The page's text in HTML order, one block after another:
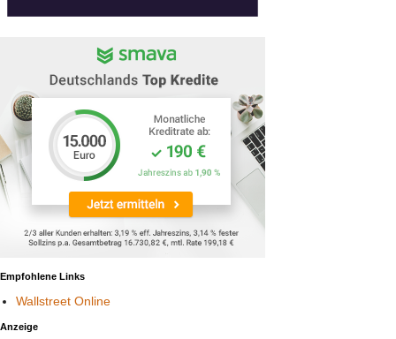
Empfohlene Links
Wallstreet Online
Anzeige